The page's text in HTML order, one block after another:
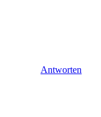
Antworten